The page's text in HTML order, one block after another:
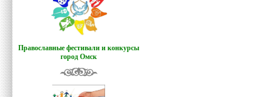
Православные фестивали и конкурсы
город Омск